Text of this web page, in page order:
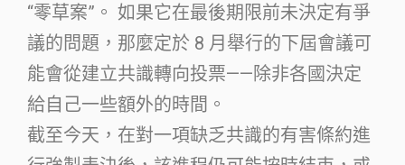
“零草案”。 如果它在最後期限前未決定有爭
議的問題，那麼定於 8 月舉行的下屆會議可
能會從建立共識轉向投票——除非各國決定
給自己一些額外的時間。
截至今天，在對一項缺乏共識的有害條約進